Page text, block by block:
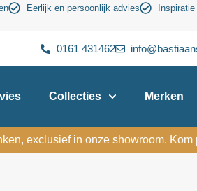
Eerlijk en persoonlijk advies
0161 431462
Collecties Merken
exclusief in onze showroom. Kom